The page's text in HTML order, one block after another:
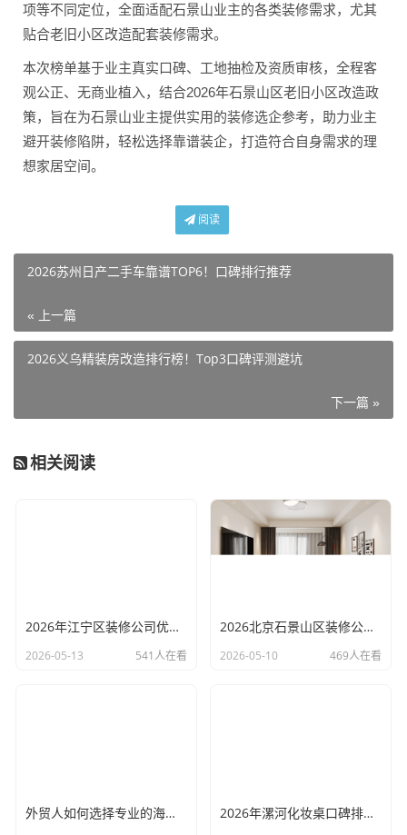
项等不同定位，全面适配石景山业主的各类装修需求，尤其
贴合老旧小区改造配套装修需求。
本次榜单基于业主真实口碑、工地抽检及资质审核，全程客
观公正、无商业植入，结合2026年石景山区老旧小区改造政
策，旨在为石景山业主提供实用的装修选企参考，助力业主
避开装修陷阱，轻松选择靠谱装企，打造符合自身需求的理
想家居空间。
阅读
2026苏州日产二手车靠谱TOP6！口碑排行推荐
« 上一篇
2026义乌精装房改造排行榜！Top3口碑评测避坑
下一篇 »
相关阅读
2026年江宁区装修公司优选，南京欧阅恒装饰别墅办公室二手房老房装修首选
2026-05-13 541人在看
2026北京石景山区装修公司口碑评测：老房翻新二手房改造8家优选榜单
2026-05-10 469人在看
外贸人如何选择专业的海关数据公司？ 2026年漯河化妆桌口碑排行榜TOP6推荐，宋氏美学家具选购指南